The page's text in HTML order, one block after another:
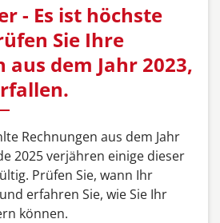
- Es ist höchste
Sie Ihre
aus dem Jahr 2023,
Rechnungen aus dem Jahr
2025 verjähren einige dieser
Prüfen Sie, wann Ihr
erfahren Sie, wie Sie Ihr
können.